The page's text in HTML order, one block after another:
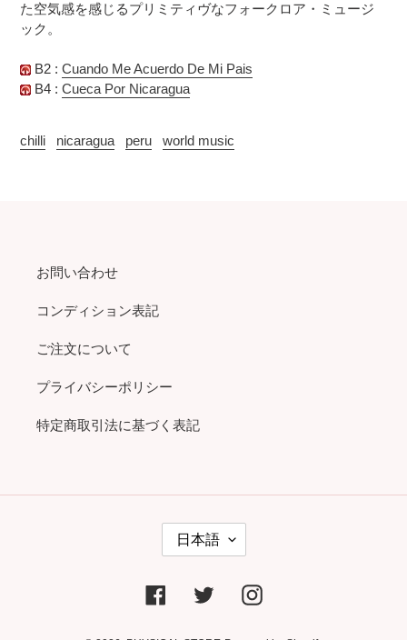
ョ
ン
記
に
て
た空気感を感じるプリミティヴなフォークロア・ミュージ
ック。
B2 : Cuando Me Acuerdo De Mi Pais
B4 : Cueca Por Nicaragua
chilli nicaragua peru world music
お問い合わせ
コンディション表記
ご注文について
プライバシーポリシー
特定商取引法に基づく表記
日本語
FacebookTwitter Instagram